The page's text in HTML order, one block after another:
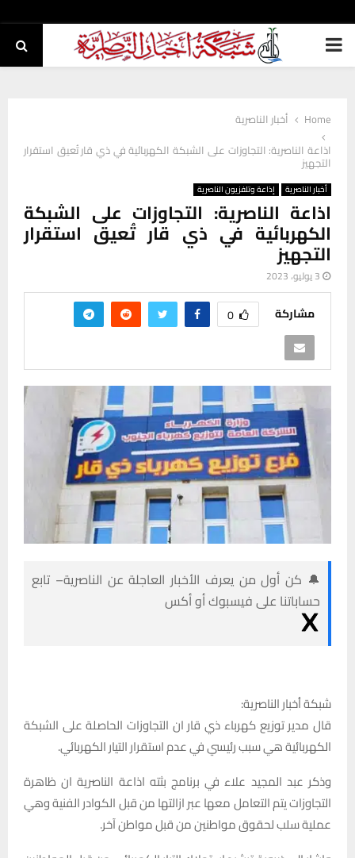
PRIMARY
Home
أخبار الناصرية
اذاعة الناصرية: التجاوزات على الشبكة الكهربائية في ذي قار تُعيق استقرار
التجهيز
أخبار الناصرية إذاعة وتلفزيون الناصرية
اذاعة الناصرية: التجاوزات على الشبكة
الكهربائية في ذي قار تُعيق استقرار
التجهيز
3 يوليو، 2023
مشاركة 0
🔔 كن أول من يعرف الأخبار العاجلة عن الناصرية– تابع
حساباتنا على فيسبوك أو أكس
شبكة أخبار الناصرية:
قال مدير توزيع كهرباء ذي قار ان التجاوزات الحاصلة على الشبكة
الكهربائية هي سبب رئيسي في عدم استقرار التيار الكهربائي.
وذكر عبد المجيد علاء في برنامج بثته اذاعة الناصرية ان ظاهرة
التجاوزات يتم التعامل معها عبر ازالتها من قبل الكوادر الفنية وهي
عملية سلب لحقوق مواطنين من قبل مواطن آخر.